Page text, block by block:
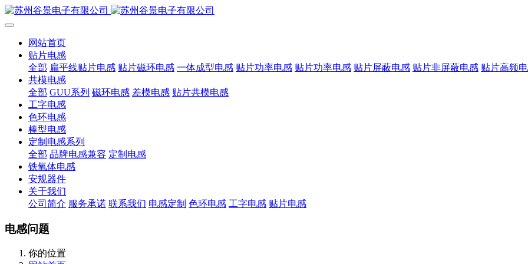
网站首页
贴片电感
全部 扁平线贴片电感 贴片磁环电感 一体成型电感 贴片功率电感 贴片功率电感 贴片屏蔽电感 贴片非屏蔽电感 贴片高频
共模电感
全部 GUU系列 磁环电感 差模电感 贴片共模电感
工字电感
色环电感
棒型电感
定制电感系列
全部 品牌电感兼容 定制电感
铁氧体电感
安规器件
关于我们
公司简介 服务承诺 联系我们 电感定制 色环电感 工字电感 贴片电感
电感问题
你的位置